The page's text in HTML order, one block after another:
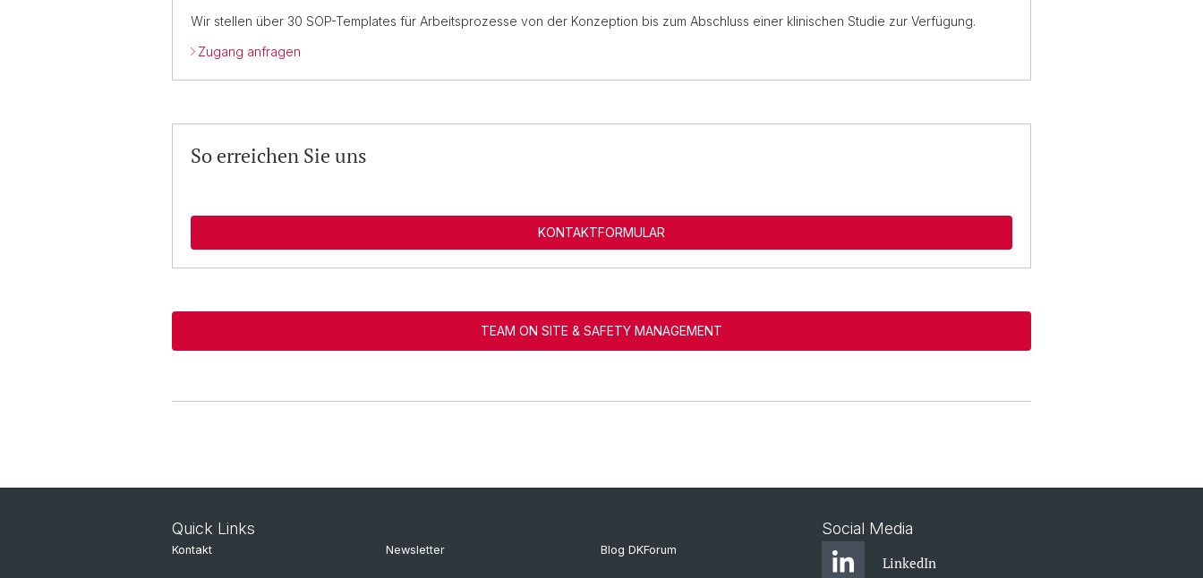
Wir stellen über 30 SOP-Templates für Arbeitsprozesse von der Konzeption bis zum Abschluss einer klinischen Studie zur Verfügung.
Zugang anfragen
So erreichen Sie uns
KONTAKTFORMULAR
TEAM ON SITE & SAFETY MANAGEMENT
Quick Links
Kontakt Newsletter Blog DKForum
Social Media
LinkedIn